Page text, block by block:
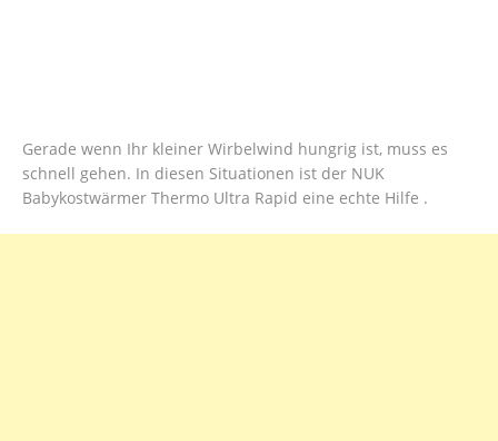
Gerade wenn Ihr kleiner Wirbelwind hungrig ist, muss es
schnell gehen. In diesen Situationen ist der NUK
Babykostwärmer Thermo Ultra Rapid eine echte Hilfe .